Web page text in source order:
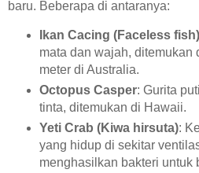
baru. Beberapa di antaranya:
Ikan Cacing (Faceless fish)
mata dan wajah, ditemukan
meter di Australia.
Octopus Casper: Gurita
tinta, ditemukan di Hawaii.
Yeti Crab (Kiwa hirsuta):
yang hidup di sekitar
menghasilkan bakteri untuk